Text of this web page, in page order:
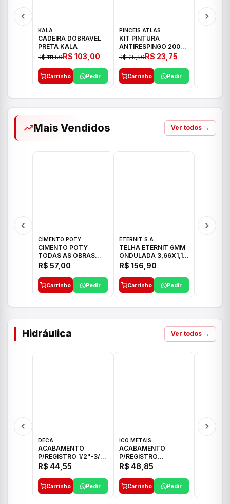
KALA
CADEIRA DOBRAVEL
PRETA KALA
R$ 111,50R$ 103,00
Carrinho Pedir
PINCEIS ATLAS
KIT PINTURA
ANTIRESPINGO 2003
ATLAS 03 PCS
R$ 25,50R$ 23,75
Carrinho Pedir
Mais Vendidos Ver todos →
CIMENTO POTY
CIMENTO POTY
TODAS AS OBRAS
50KG CP-II F/32
R$ 57,00
Carrinho Pedir
ETERNIT S.A.
TELHA ETERNIT 6MM
ONDULADA 3,66X1,10
48,80KG
R$ 156,90
Carrinho Pedir
Hidráulica Ver todos →
DECA
ACABAMENTO
P/REGISTRO 1/2"-3/4"
E 1"C21.PQ DECA
R$ 44,55
Carrinho Pedir
ICO METAIS
ACABAMENTO
P/REGISTRO
1/2"-3/4"-1" ACB M
CS 33 ICO
R$ 48,85
Carrinho Pedir